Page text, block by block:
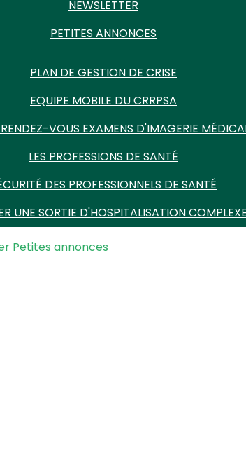
NEWSLETTER
PETITES ANNONCES
PLAN DE GESTION DE CRISE
EQUIPE MOBILE DU CRRPSA
RENDEZ-VOUS EXAMENS D'IMAGERIE
LES PROFESSIONS DE SANTÉ
DES PROFESSIONNELS DE SANTÉ
UNE SORTIE D'HOSPITALISATION
Petites annonces